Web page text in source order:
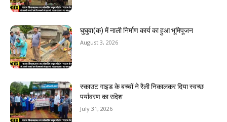
घुघुवा(क) में नाली निर्माण कार्य का हुआ भूमिपूजन
August 3, 2026
स्काउट गाइड के बच्चों ने रैली निकालकर दिया स्वच्छ
पर्यावरण का संदेश
July 31, 2026